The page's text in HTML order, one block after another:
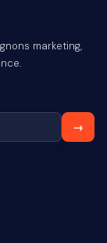
marketing,